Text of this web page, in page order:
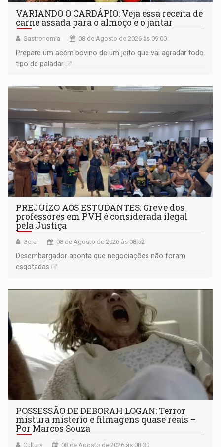
VARIANDO O CARDÁPIO: Veja essa receita de
carne assada para o almoço e o jantar
Gastronomia 08 de Agosto de 2026 às 09:00
Prepare um acém bovino de um jeito que vai agradar todo
tipo de paladar
PREJUÍZO AOS ESTUDANTES: Greve dos
professores em PVH é considerada ilegal
pela Justiça
Geral 08 de Agosto de 2026 às 08:52
Desembargador aponta que negociações não foram
esgotadas
POSSESSÃO DE DEBORAH LOGAN: Terror
mistura mistério e filmagens quase reais –
Por Marcos Souza
Cultura 08 de Agosto de 2026 às 08:30